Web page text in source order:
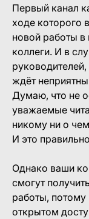
Первый канал
ходе которого
новой работы
коллеги. И в
ждёт
Думаю, что не
уважаемые
никому ни о
И это
Однако ваши
смогут
работы, потому
открытом